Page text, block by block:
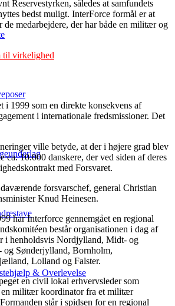
& Overlevelse
Reservestyrken, således at samfundets
bedst muligt. InterForce formål er at
de medarbejdere, der har både en militær og
virkelighed
i 1999 som en direkte konsekvens af
i internationale fredsmissioner. Det
ville betyde, at der i højere grad blev
ca. 10.000 danskere, der ved siden af deres
med Forsvaret.
forsvarschef, general Christian
Knud Heinesen.
har Interforce gennemgået en regional
består organisationen i dag af
i henholdsvis Nordjylland, Midt- og
og Sønderjylland, Bornholm,
Lolland og Falster.
en civil lokal erhvervsleder som
en militær koordinator fra et militær
står i spidsen for en regional